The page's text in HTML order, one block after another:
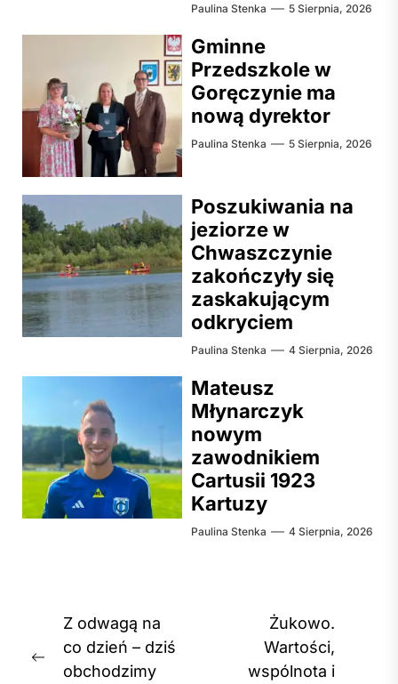
Paulina Stenka 5 Sierpnia, 2026
Gminne
Przedszkole w
Goręczynie ma
nową dyrektor
Paulina Stenka 5 Sierpnia, 2026
Poszukiwania na
jeziorze w
Chwaszczynie
zakończyły się
zaskakującym
odkryciem
Paulina Stenka 4 Sierpnia, 2026
Mateusz
Młynarczyk
nowym
zawodnikiem
Cartusii 1923
Kartuzy
Paulina Stenka 4 Sierpnia, 2026
Nawigacja
wpisu
Previous
Z odwagą na
co dzień – dziś
obchodzimy
Żukowo.
Wartości,
wspólnota i